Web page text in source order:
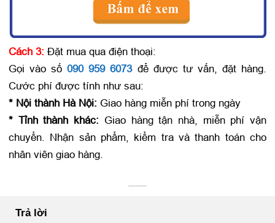
Cách 3: Đặt mua qua điện thoại:
Gọi vào số090 959 6073để được tư vấn, đặt hàng.
Cước phí được tính như sau:
* Nội thành Hà Nội: Giao hàng miễn phí trong ngày
* Tỉnh thành khác: Giao hàng tận nhà, miễn phí vận
chuyển. Nhận sản phẩm, kiểm tra và thanh toán cho
nhân viên giao hàng.
Trả lời